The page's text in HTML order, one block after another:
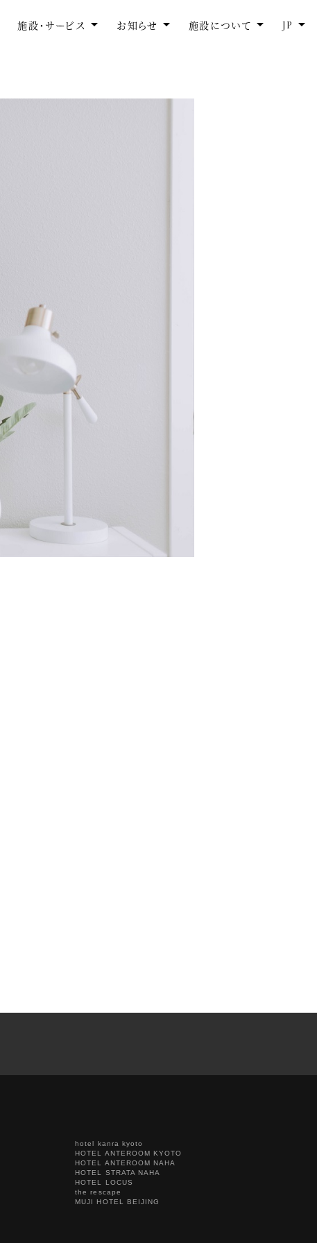
施設・サービス お知らせ 施設について JP
hotel kanra kyoto
HOTEL ANTEROOM KYOTO
HOTEL ANTEROOM NAHA
HOTEL STRATA NAHA
HOTEL LOCUS
the rescape
MUJI HOTEL BEIJING